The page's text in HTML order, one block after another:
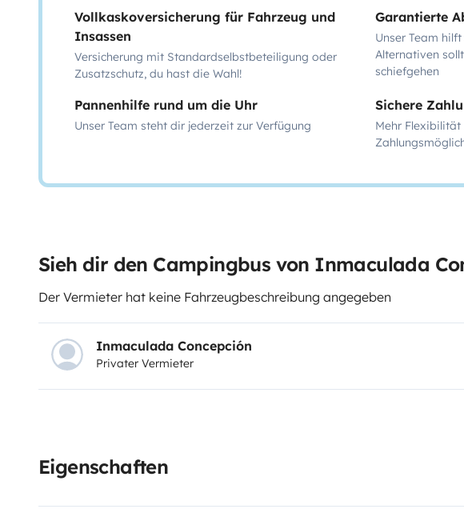
Vollkaskoversicherung für Fahrzeug und
Insassen
Versicherung mit Standardselbstbeteiligung oder
Zusatzschutz, du hast die Wahl!
Garantierte
Unser Team
Alternativen
schiefgehen
Pannenhilfe rund um die Uhr
Unser Team steht dir jederzeit zur Verfügung
Sichere
Mehr Flexibilität
Sieh dir den Campingbus von Inmaculada
Der Vermieter hat keine Fahrzeugbeschreibung angegeben
Inmaculada Concepción
Privater Vermieter
Eigenschaften